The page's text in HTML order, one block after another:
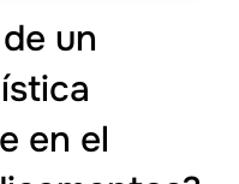
un
en el